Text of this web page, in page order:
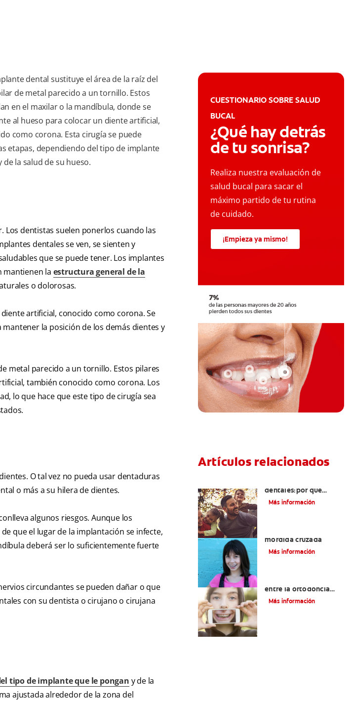
dental sustituye el área de la raíz del
de metal parecido a un tornillo. Estos
en el maxilar o la mandíbula, donde se
al hueso para colocar un diente artificial,
como corona. Esta cirugía se puede
etapas, dependiendo del tipo de implante
de la salud de su hueso.
Los dentistas suelen ponerlos cuando las
dentales se ven, se sienten y
que se puede tener. Los implantes
mantienen la estructura general de la
o dolorosas.
artificial, conocido como corona. Se
la posición de los demás dientes y
metal parecido a un tornillo. Estos pilares
también conocido como corona. Los
lo que hace que este tipo de cirugía sea
O tal vez no pueda usar dentaduras
o más a su hilera de dientes.
algunos riesgos. Aunque los
que el lugar de la implantación se infecte,
deberá ser lo suficientemente fuerte
circundantes se pueden dañar o que
con su dentista o cirujano o cirujana
tipo de implante que le pongan y de la
ajustada alrededor de la zona del
CUESTIONARIO SOBRE SALUD
BUCAL
¿Qué hay detrás
de tu sonrisa?
Realiza nuestra evaluación de
salud bucal para sacar el
máximo partido de tu rutina
de cuidado.
¡Empieza ya mismo!
Artículos relacionados
dentales:por qué
usarlos y cómo
Más información
mordida cruzada
Más información
entre la ortodoncia
para adultos y para
Más información